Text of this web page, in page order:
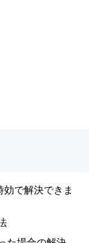
で解決できま